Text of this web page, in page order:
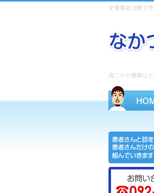
交通事故治療で
肩こりや腰痛な